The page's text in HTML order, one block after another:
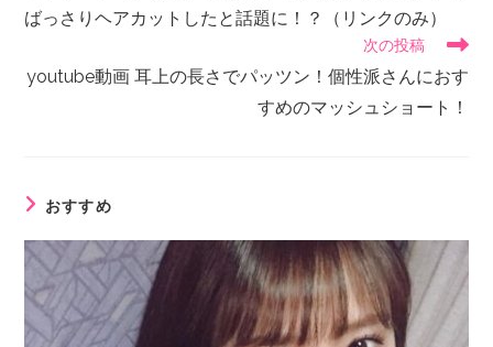
ばっさりヘアカットしたと話題に！？（リンクのみ）
次の投稿
youtube動画 耳上の長さでパッツン！個性派さんにおす
すめのマッシュショート！
おすすめ